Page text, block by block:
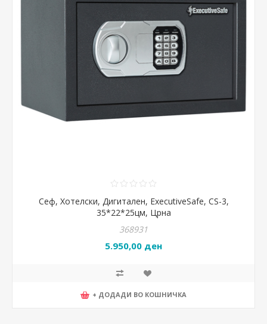
Сеф, Хотелски, Дигитален, ExecutiveSafe, CS-3,
35*22*25цм, Црна
368931
5.950,00 ден
+ ДОДАДИ ВО КОШНИЧКА